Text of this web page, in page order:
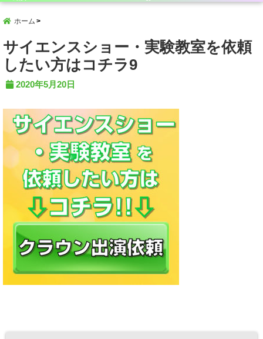
ホーム
サイエンスショー・実験教室を依頼
したい方はコチラ9
2020年5月20日